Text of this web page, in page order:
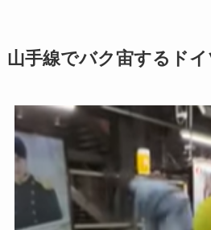
山手線でバク宙するド